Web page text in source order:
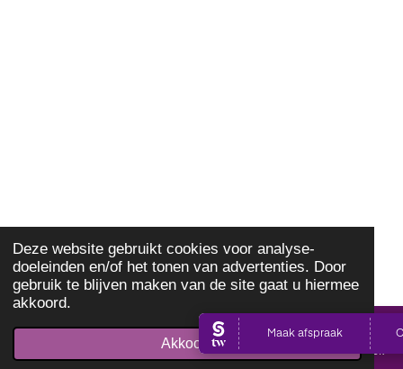
Deze website gebruikt cookies voor analyse-
doeleinden en/of het tonen van advertenties. Door
gebruik te blijven maken van de site gaat u hiermee
akkoord.
Akkoord
Telefoonnummer Facebook